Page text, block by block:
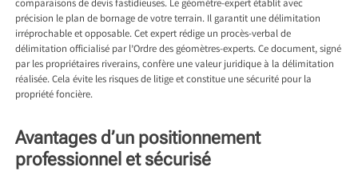
comparaisons de devis fastidieuses. Le géomètre-expert établit avec
précision le plan de bornage de votre terrain. Il garantit une délimitation
irréprochable et opposable. Cet expert rédige un procès-verbal de
délimitation officialisé par l’Ordre des géomètres-experts. Ce document, signé
par les propriétaires riverains, confère une valeur juridique à la délimitation
réalisée. Cela évite les risques de litige et constitue une sécurité pour la
propriété foncière.
Avantages d’un positionnement
professionnel et sécurisé